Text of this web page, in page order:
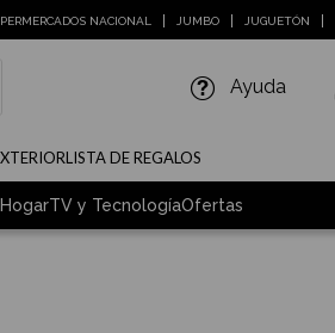
NACIONAL JUMBO JUGUETÓN
Ayuda
LISTA DE REGALOS
TV y TecnologíaOfertas